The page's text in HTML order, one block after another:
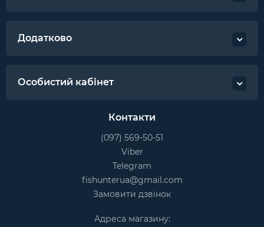
Додатково
Особистий кабінет
Контакти
(097) 569-50-51
Viber
Telegram
fishunterua@gmail.com
Замовити дзвінок
Адреса магазину: